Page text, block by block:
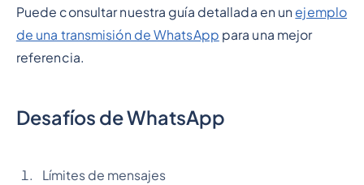
Puede consultar nuestra guía detallada en un ejemplo
de una transmisión de WhatsApp para una mejor
referencia.
Desafíos de WhatsApp
Límites de mensajes